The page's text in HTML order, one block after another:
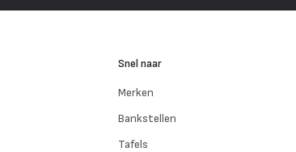
Snel naar
Merken
Bankstellen
Tafels